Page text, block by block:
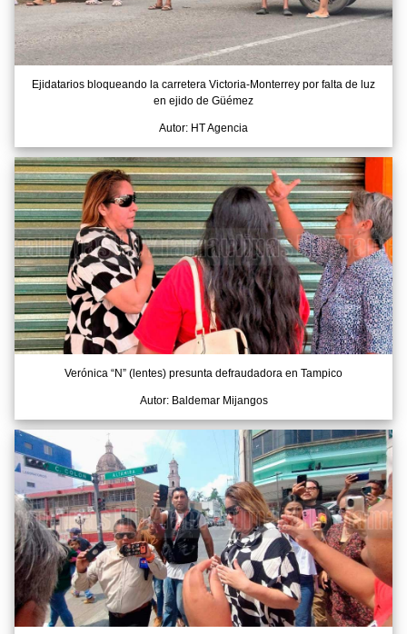
Ejidatarios bloqueando la carretera Victoria-Monterrey por falta de luz
en ejido de Güémez
Autor: HT Agencia
Verónica “N” (lentes) presunta defraudadora en Tampico
Autor: Baldemar Mijangos